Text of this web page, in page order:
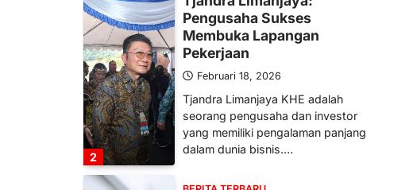
2
Pengusaha Sukses
Membuka Lapangan
Pekerjaan
Februari 18, 2026
Tjandra Limanjaya KHE adalah
seorang pengusaha dan investor
yang memiliki pengalaman panjang
dalam dunia bisnis.…